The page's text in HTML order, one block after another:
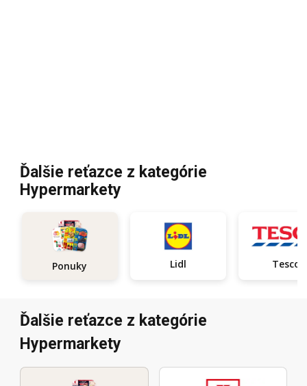
Ďalšie reťazce z kategórie
Hypermarkety
Ponuky Lidl Tesco
Ďalšie reťazce z kategórie
Hypermarkety